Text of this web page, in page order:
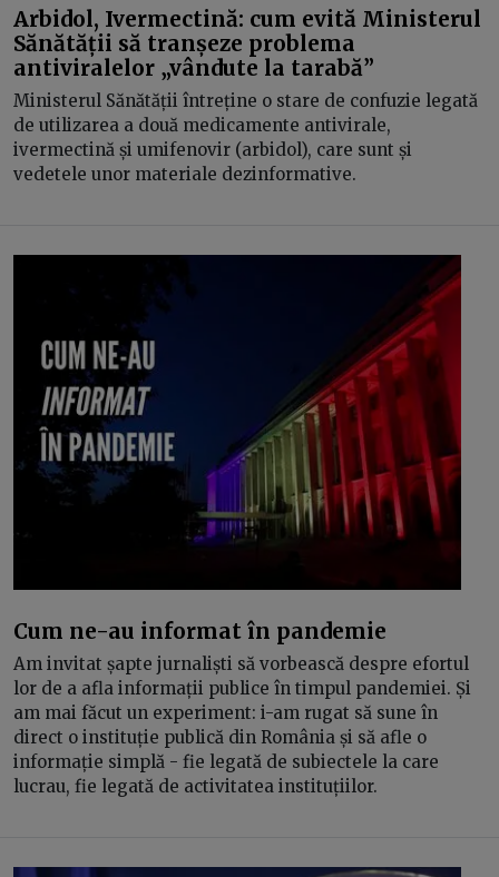
Arbidol, Ivermectină: cum evită Ministerul
Sănătății să tranșeze problema
antiviralelor „vândute la tarabă”
Ministerul Sănătății întreține o stare de confuzie legată
de utilizarea a două medicamente antivirale,
ivermectină și umifenovir (arbidol), care sunt și
vedetele unor materiale dezinformative.
Cum ne-au informat în pandemie
Am invitat șapte jurnaliști să vorbească despre efortul
lor de a afla informații publice în timpul pandemiei. Și
am mai făcut un experiment: i-am rugat să sune în
direct o instituție publică din România și să afle o
informație simplă - fie legată de subiectele la care
lucrau, fie legată de activitatea instituțiilor.